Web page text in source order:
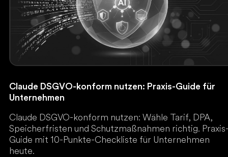
Claude DSGVO-konform nutzen: Praxis-Guide für
Unternehmen
Claude DSGVO-konform nutzen: Wähle Tarif, DPA,
Speicherfristen und Schutzmaßnahmen richtig.
Guide mit 10-Punkte-Checkliste für Unternehmen
heute.